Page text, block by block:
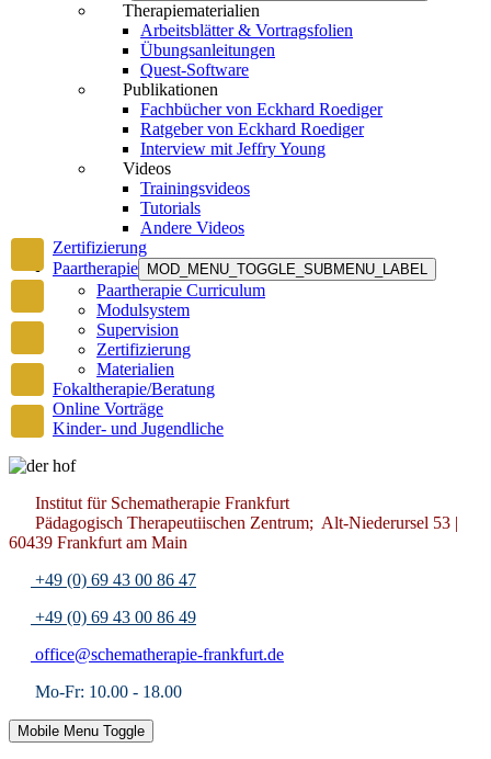
Therapiematerialien
Arbeitsblätter & Vortragsfolien
Übungsanleitungen
Quest-Software
Publikationen
Fachbücher von Eckhard Roediger
Ratgeber von Eckhard Roediger
Interview mit Jeffry Young
Videos
Trainingsvideos
Tutorials
Andere Videos
Zertifizierung
Paartherapie
MOD_MENU_TOGGLE_SUBMENU_LABEL
Paartherapie Curriculum
Modulsystem
Supervision
Zertifizierung
Materialien
Fokaltherapie/Beratung
Online Vorträge
Kinder- und Jugendliche
Institut für Schematherapie Frankfurt
Pädagogisch Therapeutiischen Zentrum; Alt-Niederursel 53 |
60439 Frankfurt am Main
+49 (0) 69 43 00 86 47
+49 (0) 69 43 00 86 49
office@schematherapie-frankfurt.de
Mo-Fr: 10.00 - 18.00
Mobile Menu Toggle